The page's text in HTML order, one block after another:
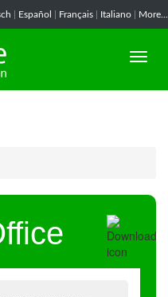
Español Français Italiano More...